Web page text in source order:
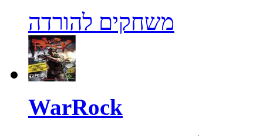
משחקים להורדה
WarRock